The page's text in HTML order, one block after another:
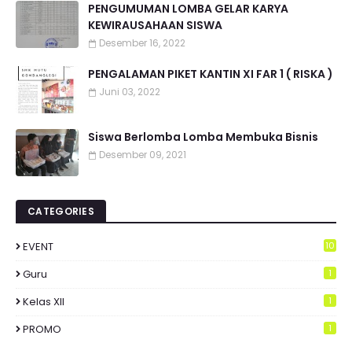
PENGUMUMAN LOMBA GELAR KARYA
KEWIRAUSAHAAN SISWA
Desember 16, 2022
PENGALAMAN PIKET KANTIN XI FAR 1 ( RISKA )
Juni 03, 2022
Siswa Berlomba Lomba Membuka Bisnis
Desember 09, 2021
CATEGORIES
EVENT 10
Guru 1
Kelas XII 1
PROMO 1